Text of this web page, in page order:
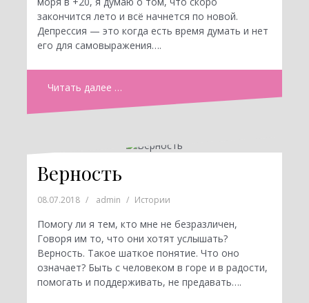
закончится лето и всё начнется по новой.
Депрессия — это когда есть время думать и нет
его для самовыражения….
Читать далее …
Верность
08.07.2018 admin Истории
Помогу ли я тем, кто мне не безразличен,
Говоря им то, что они хотят услышать?
Верность. Такое шаткое понятие. Что оно
означает? Быть с человеком в горе и в радости,
помогать и поддерживать, не предавать….